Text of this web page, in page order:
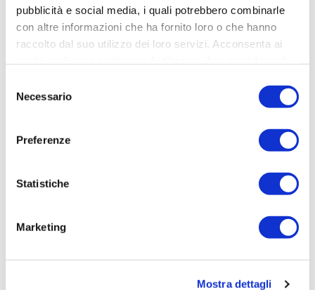
pubblicità e social media, i quali potrebbero combinarle
con altre informazioni che ha fornito loro o che hanno
raccolto dal suo utilizzo dei loro servizi. Acconsenta ai
delNecessario
Preferenze
Statistiche
Marketing
Mostra dettagli
trattamento dei dati personali
LINKS UTILI
Manধeni la sinistra al bivio, segui le indicazioni per Porto San
Alla rotonda prendi la 2a uscita e imbocca Contrada San